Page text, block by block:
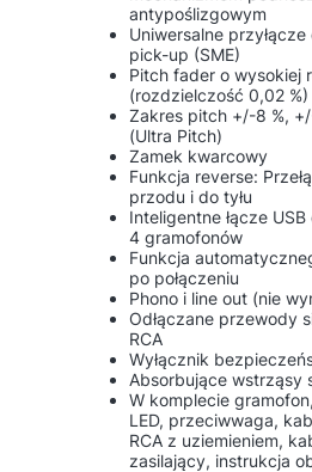
antypoślizgowym
Uniwersalne
pick-up (SME)
Pitch fader o wysokiej
(rozdzielczość 0,02 %)
Zakres pitch +/-8 %,
(Ultra Pitch)
Zamek kwarcowy
Funkcja reverse:
przodu i do tyłu
Inteligentne łącze
4 gramofonów
Funkcja
po połączeniu
Phono i line out (nie
Odłączane przewody
RCA
Wyłącznik
Absorbujące wstrząsy
W komplecie
LED, przeciwwaga,
RCA z uziemieniem,
zasilający, instrukcja